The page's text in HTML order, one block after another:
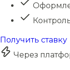
Получить ставку
Через